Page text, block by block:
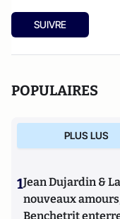
SUIVRE
POPULAIRES
PLUS LUS
1Jean Dujardin &
nouveaux
Benchetrit